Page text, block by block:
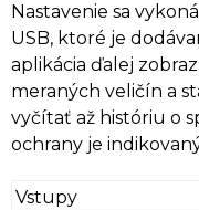
Nastavenie sa
USB, ktoré je
aplikácia ďalej
meraných veličín a
vyčítať až históriu o
ochrany je
Vstupy